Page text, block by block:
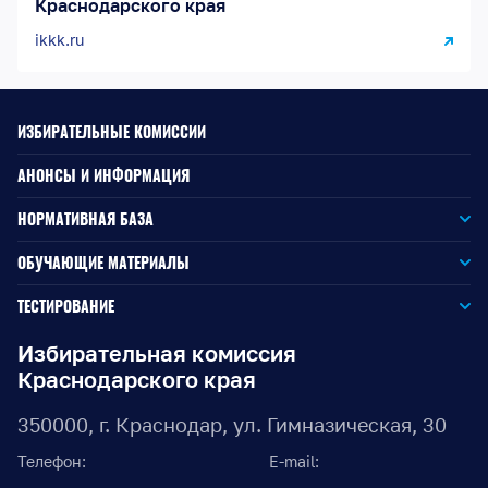
Краснодарского края
ikkk.ru
Избирательная комиссия
Краснодарского края
350000, г. Краснодар, ул. Гимназическая, 30
Телефон: E-mail:
ИЗБИРАТЕЛЬНЫЕ КОМИССИИ
АНОНСЫ И ИНФОРМАЦИЯ
НОРМАТИВНАЯ БАЗА
Законодательство РФ
Законодательство КК
Документы ЦИК России
Документы ИККК
Выборы Губернатора Краснодарского края
ОБУЧАЮЩИЕ МАТЕРИАЛЫ
Для окружной избирательной комиссии
Для территориальной избирательной комиссии
Для участковой избирательной комиссии
ТЕСТИРОВАНИЕ
Для членов участковых избирательных комиссий